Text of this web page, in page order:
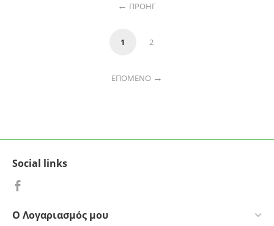
ΠΡΟΗΓ
1 2
ΕΠΌΜΕΝΟ
Social links
Ο Λογαριασμός μου